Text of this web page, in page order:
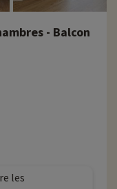
- Balcon
les